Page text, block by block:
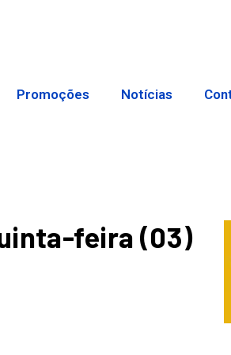
Promoções Notícias
feira (03)